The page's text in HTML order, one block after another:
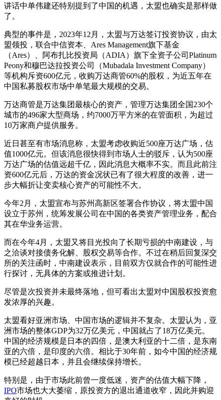
讲话中单伟建还特别提到了中国的机遇，太盟也确实是那样做
了。
典型的事件是，2023年12月，太盟与万达签订投资协议，由太
盟领投，联合中信资本、Ares Management旗下基金
（Ares）、阿布扎比投资局（ADIA）旗下全资子公司Platinum
Peony和穆巴达拉投资公司（Mubadala Investment Company）
等机构斥资600亿元，收购万达商管60%的股权，为近五年在
中国私募股权市场中单笔最大规模的交易。
万达商管是万达集团最核心的资产，管理万达集团全国230个
城市的496家大型商场，约7000万平方米的在管面积，为超过
10万家商户提供服务。
近日甚至有市场消息称，太盟考虑收购近500座万达广场，估
值1000亿元。但该消息很快得到市场人士的驳斥，认为500座
万达广场的估值远超千亿，因此消息大概率不实。而且此前注
资600亿元后，万达的资金况状已有了很大程度的改善，进一
步大幅折让变卖核心资产的可能性不大。
今年2月，太盟宣布与苏州高新区签署合作协议，将太盟中国
设立于苏州，统筹发展公司在中国的各类资产管理业务，配合
其在华业务运营。
而在今年4月，太盟又将目光投向了长期亏损的中南建设，与
之洽谈对接债务化解、股权交易等合作。不过在稍后回复深交
所的关注函时，中南建设表示，目前双方仅就合作的可能性进
行探讨，无具体的方案或推进计划。
尽管是次投资并未最终落地，但可看出太盟对中国股权投资愈
发浓厚的兴趣。
太盟看好亚洲市场、中国市场的逻辑并不复杂。太盟认为，亚
洲市场的整体GDP为32万亿美元，中国就占了18万亿美元。
中国的经济规模是日本的四倍，是澳大利亚的十二倍，是东南
亚的六倍，是印度的六倍。相比于30年前，如今中国的经济规
模已经超越日本，并且会继续保持增长。
特别是，由于市场此前曾一度低迷，资产的估值大幅下降，
IPO市场也大大萎缩，原投资方的退出通道收窄，因此并购迎